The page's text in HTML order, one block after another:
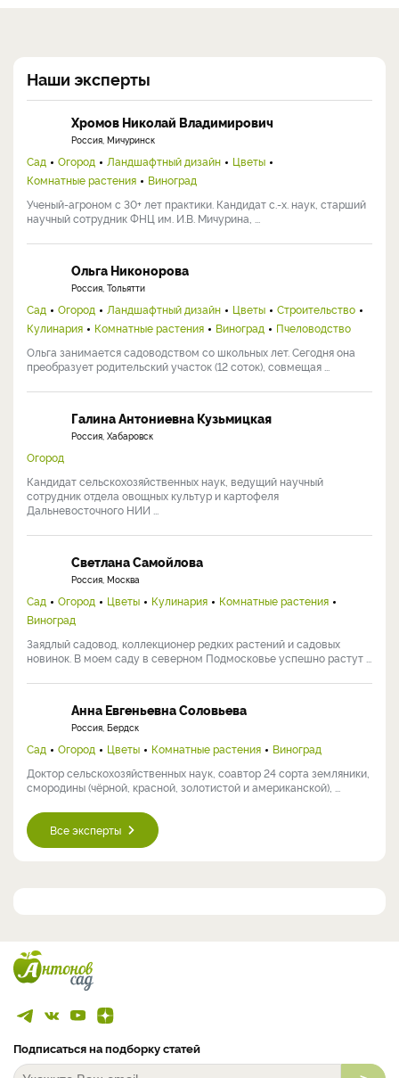
Наши эксперты
Хромов Николай Владимирович
Россия, Мичуринск
Сад Огород Ландшафтный дизайн
Цветы
Комнатные растения
Виноград
Ученый-агроном с 30+ лет практики. Кандидат с.-х. наук, старший
научный сотрудник ФНЦ им. И.В. Мичурина, ...
Ольга Никонорова
Россия, Тольятти
Сад Огород Ландшафтный дизайн Цветы
Строительство
Кулинария
Комнатные растения Виноград
Пчеловодство
Ольга занимается садоводством со школьных лет. Сегодня она
преобразует родительский участок (12 соток), совмещая ...
Галина Антониевна Кузьмицкая
Россия, Хабаровск
Огород
Кандидат сельскохозяйственных наук, ведущий научный
сотрудник отдела овощных культур и картофеля
Дальневосточного НИИ ...
Светлана Самойлова
Россия, Москва
Сад Огород Цветы Кулинария
Комнатные растения
Виноград
Заядлый садовод, коллекционер редких растений и садовых
новинок. В моем саду в северном Подмосковье успешно растут ...
Анна Евгеньевна Соловьева
Россия, Бердск
Сад Огород Цветы Комнатные растения
Виноград
Доктор сельскохозяйственных наук, соавтор 24 сорта земляники,
смородины (чёрной, красной, золотистой и американской), ...
Все эксперты
Подписаться на подборку статей